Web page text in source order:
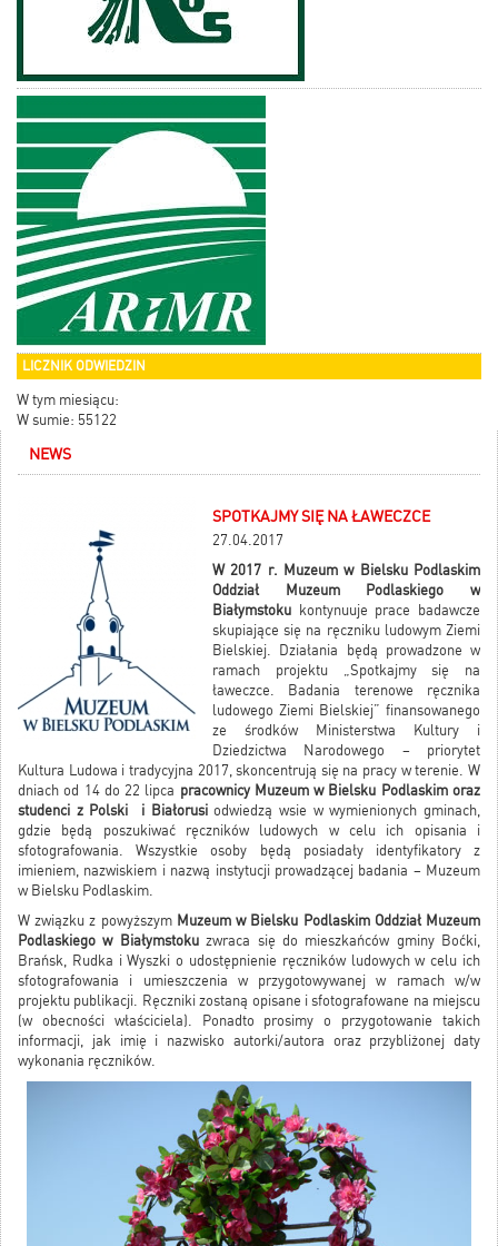
LICZNIK ODWIEDZIN
W tym miesiącu:
W sumie: 55122
NEWS
SPOTKAJMY SIĘ NA ŁAWECZCE
27.04.2017
W 2017 r. Muzeum w Bielsku Podlaskim
Oddział Muzeum Podlaskiego w
Białymstoku kontynuuje prace badawcze
skupiające się na ręczniku ludowym Ziemi
Bielskiej. Działania będą prowadzone w
ramach projektu „Spotkajmy się na
ławeczce. Badania terenowe ręcznika
ludowego Ziemi Bielskiej” finansowanego
ze środków Ministerstwa Kultury i
Dziedzictwa Narodowego – priorytet
Kultura Ludowa i tradycyjna 2017, skoncentrują się na pracy w terenie. W
dniach od 14 do 22 lipca pracownicy Muzeum w Bielsku Podlaskim oraz
studenci z Polski i Białorusiodwiedzą wsie w wymienionych gminach,
gdzie będą poszukiwać ręczników ludowych w celu ich opisania i
sfotografowania. Wszystkie osoby będą posiadały identyfikatory z
imieniem, nazwiskiem i nazwą instytucji prowadzącej badania – Muzeum
w Bielsku Podlaskim.
W związku z powyższym Muzeum w Bielsku Podlaskim Oddział Muzeum
Podlaskiego w Białymstokuzwraca się do mieszkańców gminy Boćki,
Brańsk, Rudka i Wyszki o udostępnienie ręczników ludowych w celu ich
sfotografowania i umieszczenia w przygotowywanej w ramach w/w
projektu publikacji. Ręczniki zostaną opisane i sfotografowane na miejscu
(w obecności właściciela). Ponadto prosimy o przygotowanie takich
informacji, jak imię i nazwisko autorki/autora oraz przybliżonej daty
wykonania ręczników.